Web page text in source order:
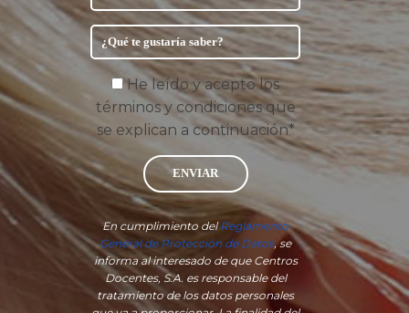
He leído y acepto los
términos y condiciones que
se explican a continuación*
ENVIAR
En cumplimiento delReglamento
General de Protección de Datos, se
informa al interesado de que Centros
Docentes, S.A. es responsable del
tratamiento de los datos personales